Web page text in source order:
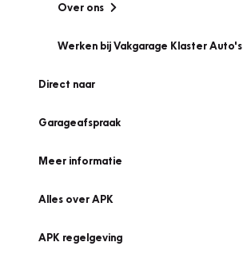
Over ons
Werken bij Vakgarage Klaster Auto's
Direct naar
Garageafspraak
Meer informatie
Alles over APK
APK regelgeving